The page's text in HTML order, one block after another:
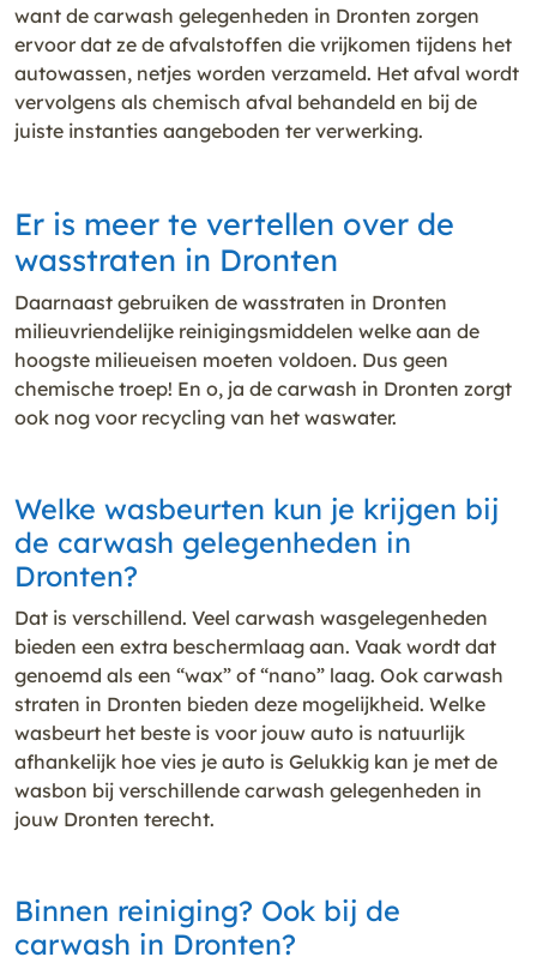
want de carwash gelegenheden in Dronten zorgen
ervoor dat ze de afvalstoffen die vrijkomen tijdens het
autowassen, netjes worden verzameld. Het afval wordt
vervolgens als chemisch afval behandeld en bij de
juiste instanties aangeboden ter verwerking.
Er is meer te vertellen over de
wasstraten in Dronten
Daarnaast gebruiken de wasstraten in Dronten
milieuvriendelijke reinigingsmiddelen welke aan de
hoogste milieueisen moeten voldoen. Dus geen
chemische troep! En o, ja de carwash in Dronten zorgt
ook nog voor recycling van het waswater.
Welke wasbeurten kun je krijgen bij
de carwash gelegenheden in
Dronten?
Dat is verschillend. Veel carwash wasgelegenheden
bieden een extra beschermlaag aan. Vaak wordt dat
genoemd als een “wax” of “nano” laag. Ook carwash
straten in Dronten bieden deze mogelijkheid. Welke
wasbeurt het beste is voor jouw auto is natuurlijk
afhankelijk hoe vies je auto is Gelukkig kan je met de
wasbon bij verschillende carwash gelegenheden in
jouw Dronten terecht.
Binnen reiniging? Ook bij de
carwash in Dronten?